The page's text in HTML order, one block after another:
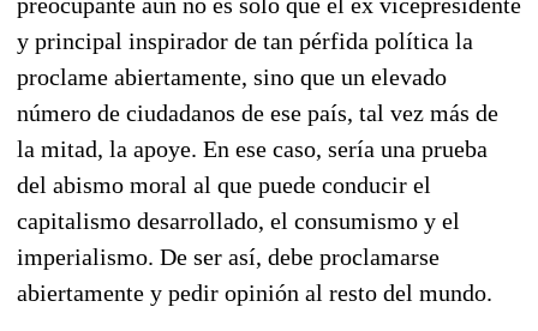
y principal inspirador de tan pérfida política la
proclame abiertamente, sino que un elevado
número de ciudadanos de ese país, tal vez más de
la mitad, la apoye. En ese caso, sería una prueba
del abismo moral al que puede conducir el
capitalismo desarrollado, el consumismo y el
imperialismo. De ser así, debe proclamarse
abiertamente y pedir opinión al resto del mundo.